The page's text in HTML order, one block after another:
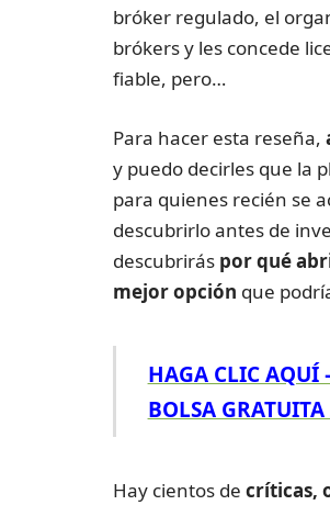
bróker regulado, el
brókers y les concede
fiable, pero…
Para hacer esta reseña,
y puedo decirles que la
para quienes recién se
descubrirlo antes de
descubrirás por qué
mejor opción que
HAGA CLIC AQUÍ
BOLSA
Hay cientos de críticas,